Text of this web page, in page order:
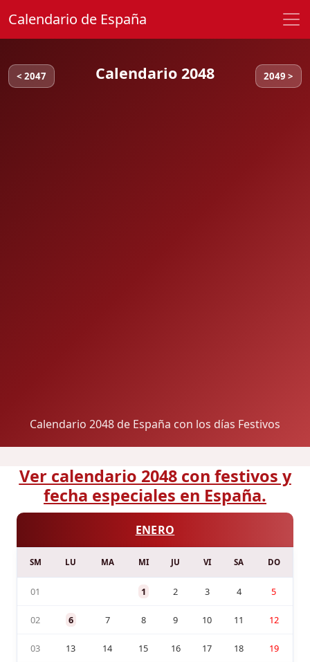
Calendario de España
< 2047 Calendario 2048 2049 >
Calendario 2048 de España con los días Festivos
Ver calendario 2048 con festivos y
fecha especiales en España.
ENERO
SM LU MA MI JU VI SA DO
01 1 2 3 4 5
02 6 7 8 9 10 11 12
03 13 14 15 16 17 18 19